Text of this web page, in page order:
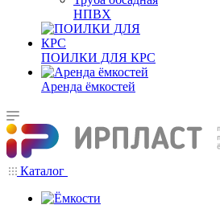
НПВХ
ПОИЛКИ ДЛЯ КРС
Аренда ёмкостей
Каталог